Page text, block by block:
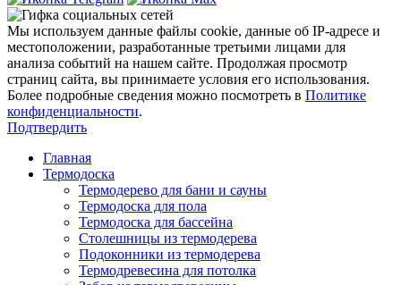
Мы используем данные файлы cookie, данные об IP-адресе и
местоположении, разработанные третьими лицами для
анализа событий на нашем сайте. Продолжая просмотр
страниц сайта, вы принимаете условия его использования.
Более подробные сведения можно посмотреть в Политике
конфиденциальности.
Подтвердить
Главная
Термодоска
Термодерево для бани и сауны
Термодоска для пола
Термодоска для бассейна
Столешницы из термодерева
Подоконники из термодерева
Термодревесина для потолка